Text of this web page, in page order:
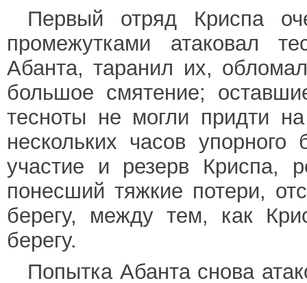
Первый отряд Криспа
промежутками атаковал
Абанта, таранил их,
большое смятение;
тесноты не могли придти
нескольких часов
участие и резерв Криспа,
понесший тяжкие потери,
берегу, между тем, как
берегу.
Попытка Абанта снова